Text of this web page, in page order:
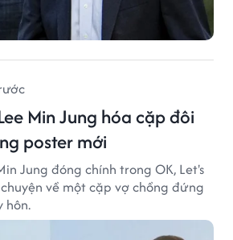
Min Jung hóa cặp đôi
poster mới
Jung đóng chính trong OK, Let's
về một cặp vợ chồng đứng
hôn.